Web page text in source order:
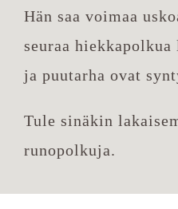
Hän saa voimaa
seuraa
ja puutarha ovat
Tule sinäkin
runopolkuja.